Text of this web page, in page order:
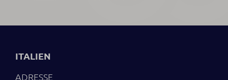
ITALIEN
ADRESSE